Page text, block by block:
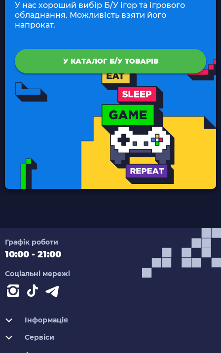
У нас хороший вибір Б/У ігор та ігрового
обладнання. Можливість взяти його
напрокат.
У КАТАЛОГ Б/У ТОВАРІВ
Графік роботи
10:00 - 21:00
Соціальні мережі
Інформація
Сервіси